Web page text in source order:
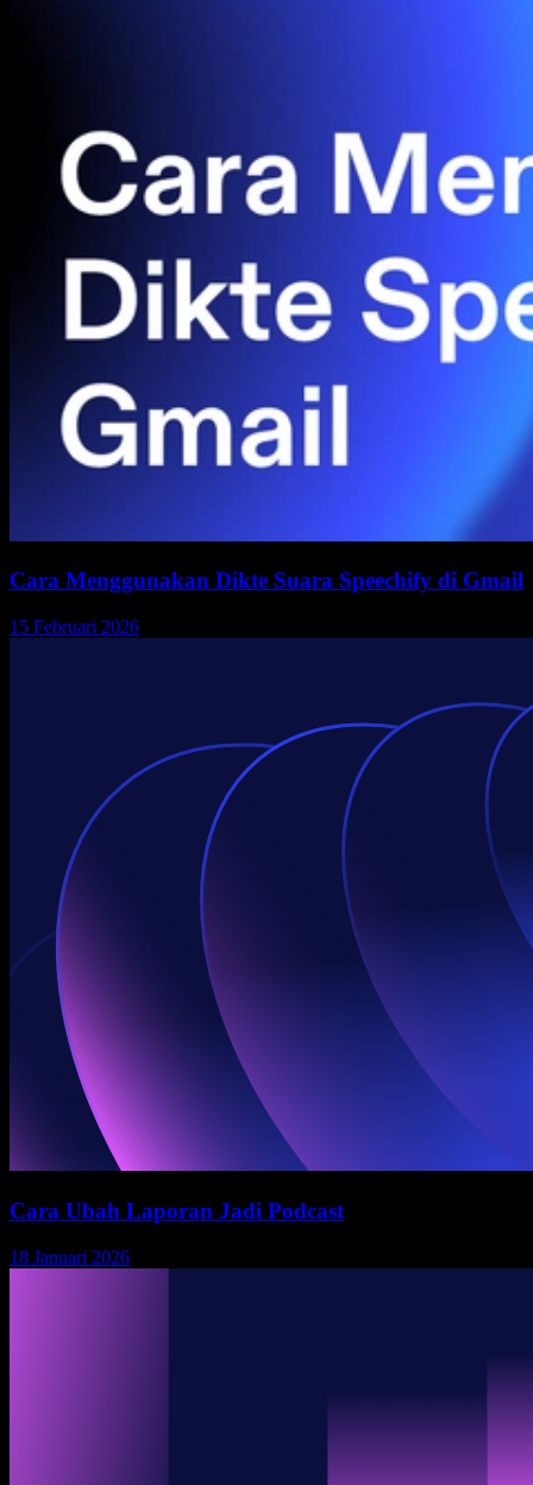
Cara Menggunakan Dikte Suara Speechify di Gmail
15 Februari 2026
Cara Ubah Laporan Jadi Podcast
18 Januari 2026